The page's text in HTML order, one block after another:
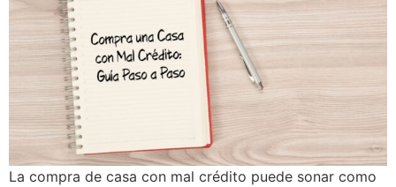
La compra de casa con mal crédito puede sonar como